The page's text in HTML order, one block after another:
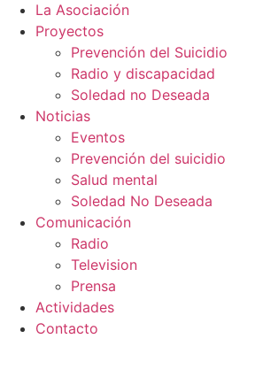
La Asociación
Proyectos
Prevención del Suicidio
Radio y discapacidad
Soledad no Deseada
Noticias
Eventos
Prevención del suicidio
Salud mental
Soledad No Deseada
Comunicación
Radio
Television
Prensa
Actividades
Contacto